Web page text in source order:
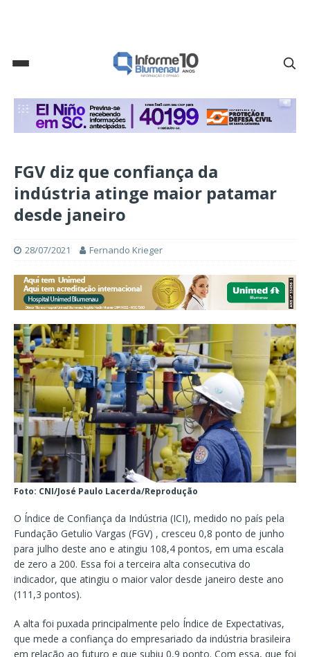
FGV diz que confiança da
indústria atinge maior patamar
desde janeiro
28/07/2021 Fernando Krieger
Foto: CNI/José Paulo Lacerda/Reprodução
O Índice de Confiança da Indústria (ICI), medido no país pela
Fundação Getulio Vargas (FGV) , cresceu 0,8 ponto de junho
para julho deste ano e atingiu 108,4 pontos, em uma escala
de zero a 200. Essa foi a terceira alta consecutiva do
indicador, que atingiu o maior valor desde janeiro deste ano
(111,3 pontos).
A alta foi puxada principalmente pelo Índice de Expectativas,
que mede a confiança do empresariado da indústria brasileira
em relação ao futuro e que subiu 0,9 ponto. Com essa, que foi